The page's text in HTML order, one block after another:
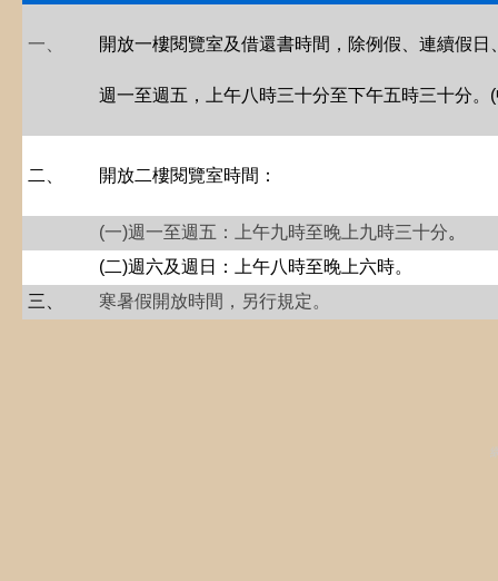
一 開放一樓閱覽室及借還書時間，除例假、連續假日
週一至週五，上午八時三十分至下午五時三十分。
二 開放二樓閱覽室時間：
(一)週一至週五：上午九時至晚上九時三十分。
(二)週六及週日：上午八時至晚上六時。
三
寒暑假開放時間，另行規定。